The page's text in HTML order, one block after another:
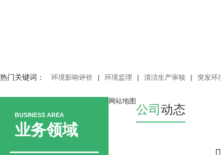
热门关键词： 环境影响评价 | 环境监理 | 清洁生产审核 | 突发环
BUSINESS AREA
业务领域
公司 动态
网站地图